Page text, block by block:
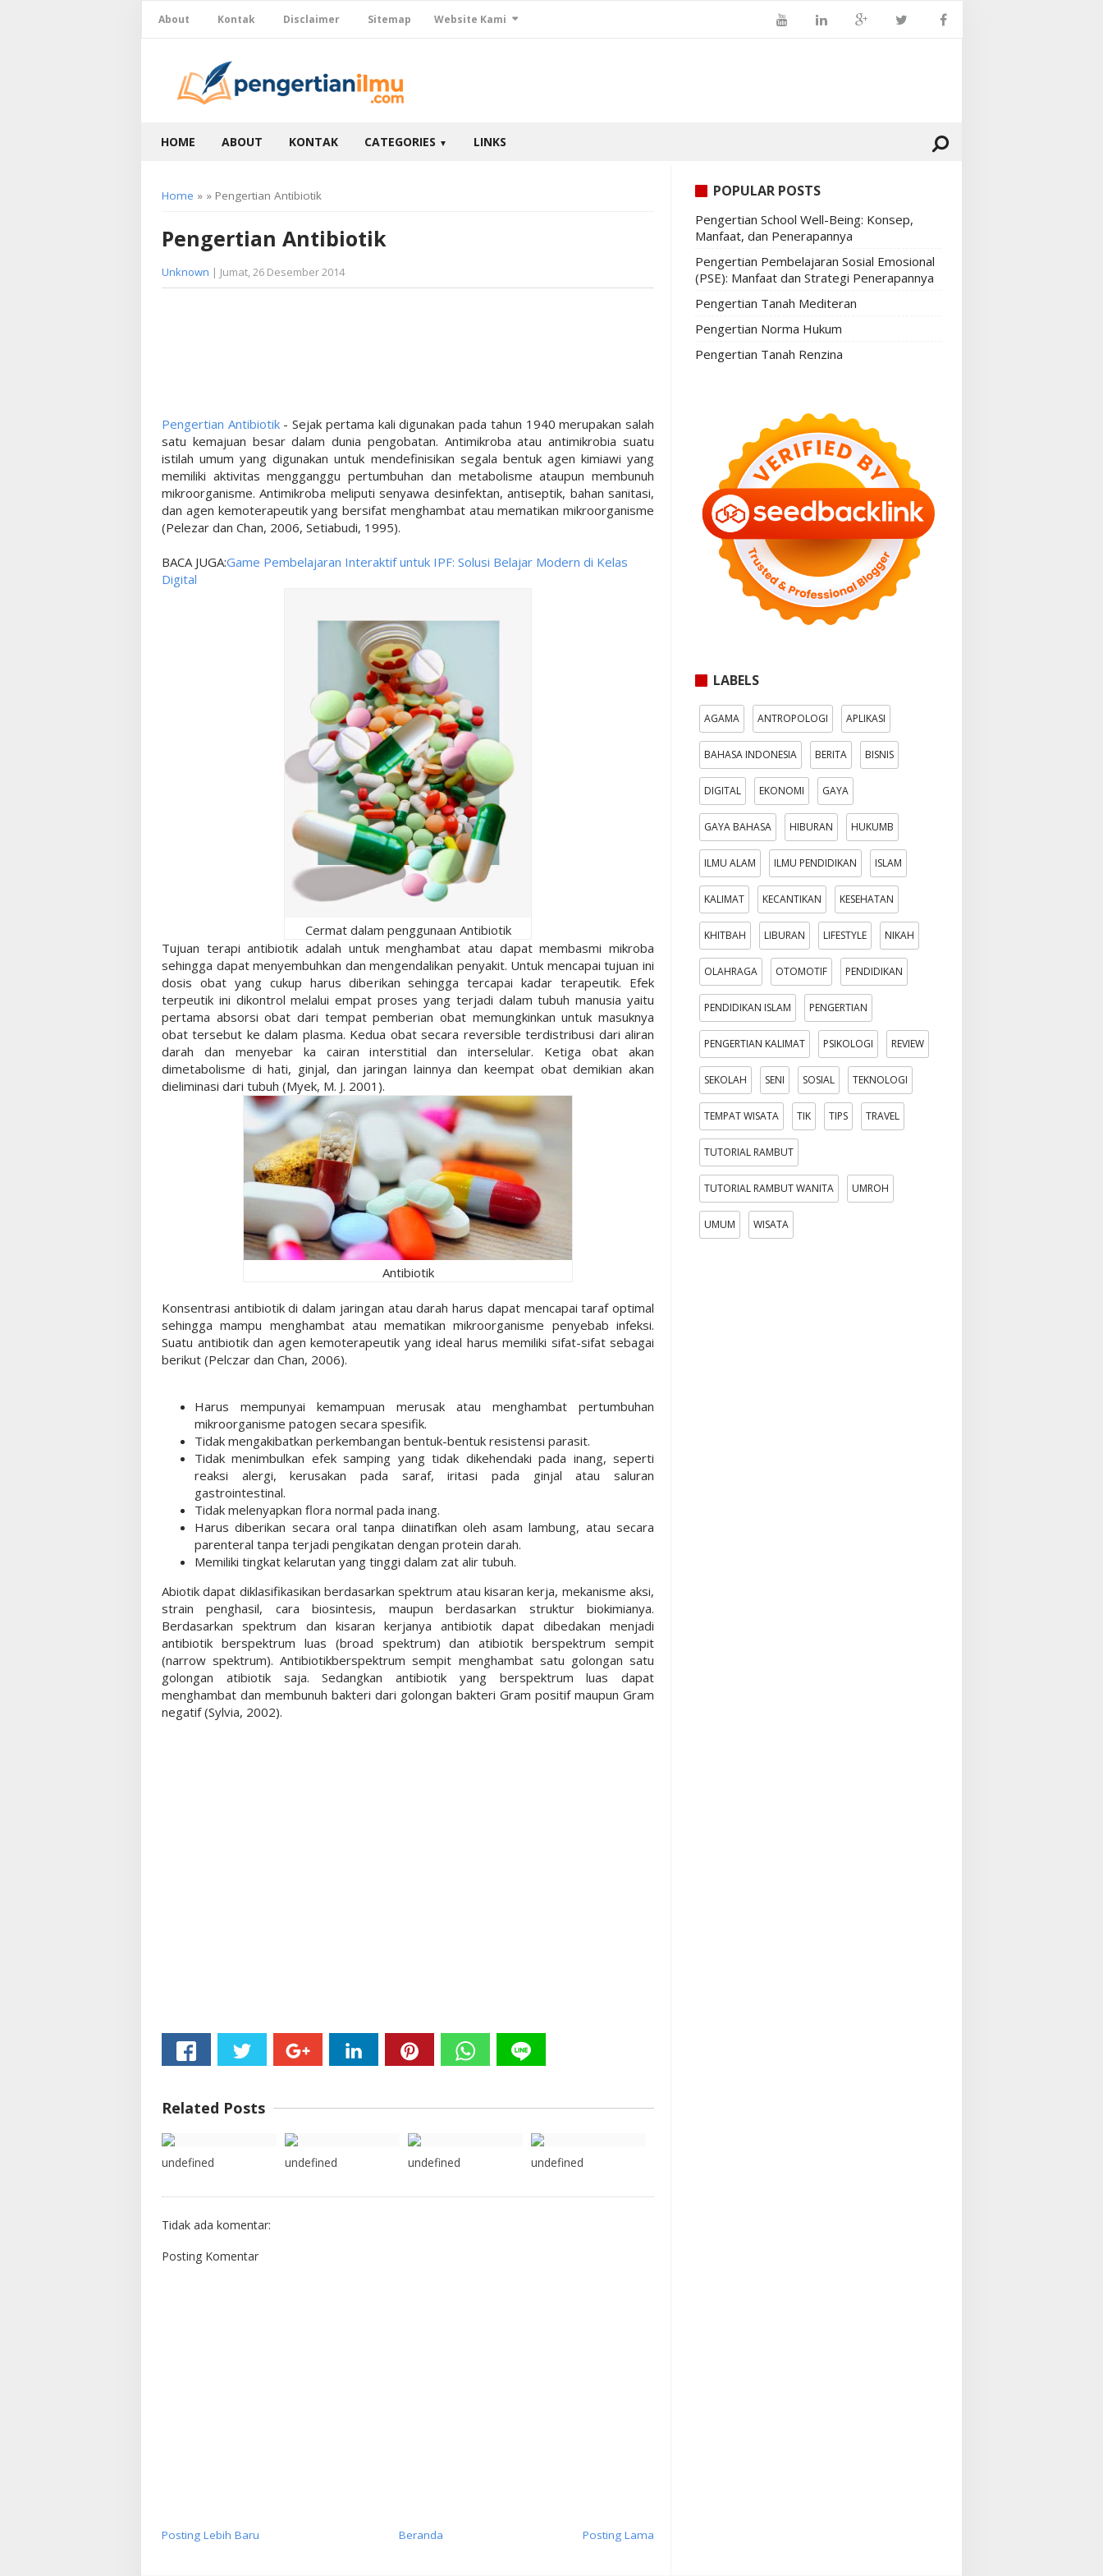
About Kontak Disclaimer Sitemap Website Kami
HOME ABOUT KONTAK CATEGORIES ▼ LINKS
Home » » Pengertian Antibiotik
Pengertian Antibiotik
Unknown | Jumat, 26 Desember 2014
Pengertian Antibiotik- Sejak pertama kali digunakan pada tahun 1940 merupakan salah
satu kemajuan besar dalam dunia pengobatan. Antimikroba atau antimikrobia suatu
istilah umum yang digunakan untuk mendefinisikan segala bentuk agen kimiawi yang
memiliki aktivitas mengganggu pertumbuhan dan metabolisme ataupun membunuh
mikroorganisme. Antimikroba meliputi senyawa desinfektan, antiseptik, bahan sanitasi,
dan agen kemoterapeutik yang bersifat menghambat atau mematikan mikroorganisme
(Pelezar dan Chan, 2006, Setiabudi, 1995).
BACA JUGA:Game Pembelajaran Interaktif untuk IPF: Solusi Belajar Modern di Kelas
Digital
Cermat dalam penggunaan Antibiotik
Tujuan terapi antibiotik adalah untuk menghambat atau dapat membasmi mikroba
sehingga dapat menyembuhkan dan mengendalikan penyakit. Untuk mencapai tujuan ini
dosis obat yang cukup harus diberikan sehingga tercapai kadar terapeutik. Efek
terpeutik ini dikontrol melalui empat proses yang terjadi dalam tubuh manusia yaitu
pertama absorsi obat dari tempat pemberian obat memungkinkan untuk masuknya
obat tersebut ke dalam plasma. Kedua obat secara reversible terdistribusi dari aliran
darah dan menyebar ka cairan interstitial dan interselular. Ketiga obat akan
dimetabolisme di hati, ginjal, dan jaringan lainnya dan keempat obat demikian akan
dieliminasi dari tubuh (Myek, M. J. 2001).
Antibiotik
Konsentrasi antibiotik di dalam jaringan atau darah harus dapat mencapai taraf optimal
sehingga mampu menghambat atau mematikan mikroorganisme penyebab infeksi.
Suatu antibiotik dan agen kemoterapeutik yang ideal harus memiliki sifat-sifat sebagai
berikut (Pelczar dan Chan, 2006).
Harus mempunyai kemampuan merusak atau menghambat pertumbuhan
mikroorganisme patogen secara spesifik.
Tidak mengakibatkan perkembangan bentuk-bentuk resistensi parasit.
Tidak menimbulkan efek samping yang tidak dikehendaki pada inang, seperti
reaksi alergi, kerusakan pada saraf, iritasi pada ginjal atau saluran
gastrointestinal.
Tidak melenyapkan flora normal pada inang.
Harus diberikan secara oral tanpa diinatifkan oleh asam lambung, atau secara
parenteral tanpa terjadi pengikatan dengan protein darah.
Memiliki tingkat kelarutan yang tinggi dalam zat alir tubuh.
Abiotik dapat diklasifikasikan berdasarkan spektrum atau kisaran kerja, mekanisme aksi,
strain penghasil, cara biosintesis, maupun berdasarkan struktur biokimianya.
Berdasarkan spektrum dan kisaran kerjanya antibiotik dapat dibedakan menjadi
antibiotik berspektrum luas (broad spektrum) dan atibiotik berspektrum sempit
(narrow spektrum). Antibiotikberspektrum sempit menghambat satu golongan satu
golongan atibiotik saja. Sedangkan antibiotik yang berspektrum luas dapat
menghambat dan membunuh bakteri dari golongan bakteri Gram positif maupun Gram
negatif (Sylvia, 2002).
Related Posts
undefined undefined undefined undefined
Tidak ada komentar:
Posting Komentar
Posting Lebih Baru Posting Lama
Beranda
POPULAR POSTS
Pengertian School Well-Being: Konsep,
Manfaat, dan Penerapannya
Pengertian Pembelajaran Sosial Emosional
(PSE): Manfaat dan Strategi Penerapannya
Pengertian Tanah Mediteran
Pengertian Norma Hukum
Pengertian Tanah Renzina
LABELS
AGAMA ANTROPOLOGI APLIKASI
BAHASA INDONESIA BERITA BISNIS
DIGITAL EKONOMI GAYA
GAYA BAHASA HIBURAN HUKUMB
ILMU ALAM ILMU PENDIDIKAN ISLAM
KALIMAT KECANTIKAN KESEHATAN
KHITBAH LIBURAN LIFESTYLE NIKAH
OLAHRAGA OTOMOTIF PENDIDIKAN
PENDIDIKAN ISLAM PENGERTIAN
PENGERTIAN KALIMAT PSIKOLOGI REVIEW
SEKOLAH SENI SOSIAL TEKNOLOGI
TEMPAT WISATA TIK TIPS TRAVEL
TUTORIAL RAMBUT
TUTORIAL RAMBUT WANITA UMROH
UMUM WISATA